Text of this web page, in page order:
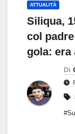
ATTUALITÀ
Siliqua,
col
gola: era
Di